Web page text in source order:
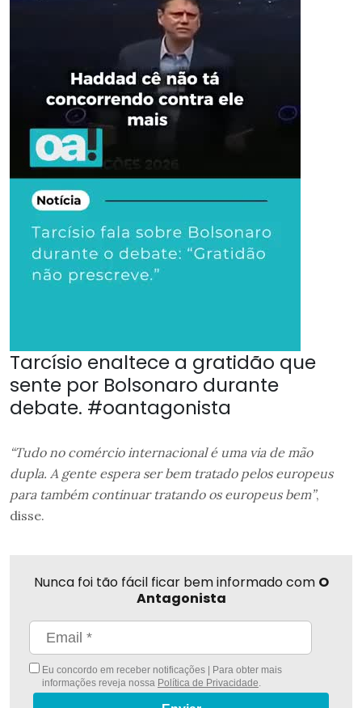
Tarcísio enaltece a gratidão que
sente por Bolsonaro durante
debate. #oantagonista
“Tudo no comércio internacional é uma via de mão
dupla. A gente espera ser bem tratado pelos europeus
para também continuar tratando os europeus bem”,
disse.
Nunca foi tão fácil ficar bem informado com O
Antagonista
Eu concordo em receber notificações | Para obter mais
informações reveja nossa Política de Privacidade.